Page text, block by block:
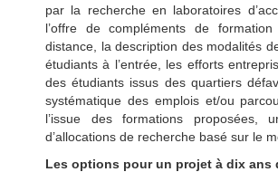
par la recherche en laboratoires
l’offre de compléments de
distance, la description des modalités
étudiants à l’entrée, les efforts
des étudiants issus des quartiers
systématique des emplois et/ou
l’issue des formations proposées,
d’allocations de recherche basé sur le
Les options pour un projet à dix ans